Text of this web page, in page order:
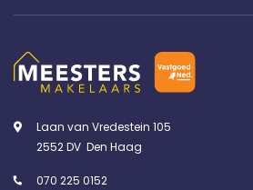
Laan van Vredestein 105
2552 DV Den Haag
070 225 0152